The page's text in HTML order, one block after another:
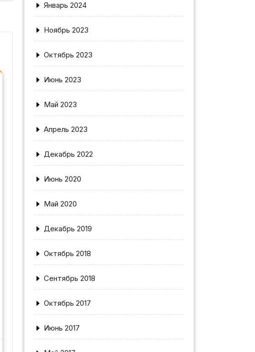
Январь 2024
Ноябрь 2023
Октябрь 2023
Июнь 2023
Май 2023
Апрель 2023
Декабрь 2022
Июнь 2020
Май 2020
Декабрь 2019
Октябрь 2018
Сентябрь 2018
Октябрь 2017
Июнь 2017